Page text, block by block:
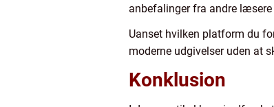
anbefalinger fra andre
Uanset hvilken platform du
moderne udgivelser uden at
Konklusion